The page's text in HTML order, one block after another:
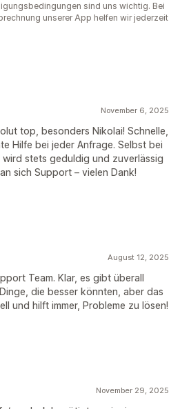
sind uns wichtig. Bei
unserer App helfen wir jederzeit
November 6, 2025
top, besonders Nikolai! Schnelle,
Hilfe bei jeder Anfrage. Selbst bei
stets geduldig und zuverlässig
sich Support – vielen Dank!
August 12, 2025
Team. Klar, es gibt überall
die besser könnten, aber das
und hilft immer, Probleme zu lösen!
November 29, 2025